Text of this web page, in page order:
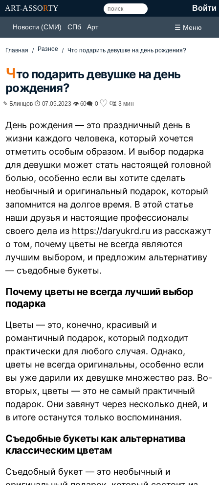
ART-ASSORTY Войти
Новости (СМИ) СПб Арт ☰ Меню
Главная Разное Что подарить девушке на день рождения?
Что подарить девушке на день
рождения?
✎ Блинцов ⏱ 07.05.2023 👁 60🗨 0 ♡ 0⏳ 3 мин
День рождения — это праздничный день в
жизни каждого человека, который хочется
отметить особым образом. И выбор подарка
для девушки может стать настоящей головной
болью, особенно если вы хотите сделать
необычный и оригинальный подарок, который
запомнится на долгое время. В этой статье
наши друзья и настоящие профессионалы
своего дела из https://daryukrd.ru из расскажут
о том, почему цветы не всегда являются
лучшим выбором, и предложим альтернативу
— съедобные букеты.
Почему цветы не всегда лучший выбор
подарка
Цветы — это, конечно, красивый и
романтичный подарок, который подходит
практически для любого случая. Однако,
цветы не всегда оригинальны, особенно если
вы уже дарили их девушке множество раз. Во-
вторых, цветы — это не самый практичный
подарок. Они завянут через несколько дней, и
в итоге останутся только воспоминания.
Съедобные букеты как альтернатива
классическим цветам
Съедобный букет — это необычный и